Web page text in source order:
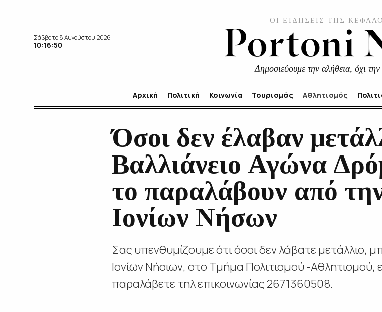
Σάββατο 8 Αυγούστου 2026
10:16:52
ΟΙ ΕΙΔΗΣΕΙΣ ΤΗΣ
Δημοσιεύουμε την αλήθεια, όχι
Αρχική Πολιτική Κοινωνία Τουρισμός Αθλητισμός
Όσοι δεν έλαβαν
Βαλλιάνειο Αγώνα
το παραλάβουν από
Ιονίων Νήσων
Σας υπενθυμίζουμε ότι όσοι δεν λάβατε μετάλλιο,
Ιονίων Νήσιων, στο Τμήμα Πολιτισμού -Αθλητισμού,
παραλάβετε τηλ επικοινωνίας 2671360508.